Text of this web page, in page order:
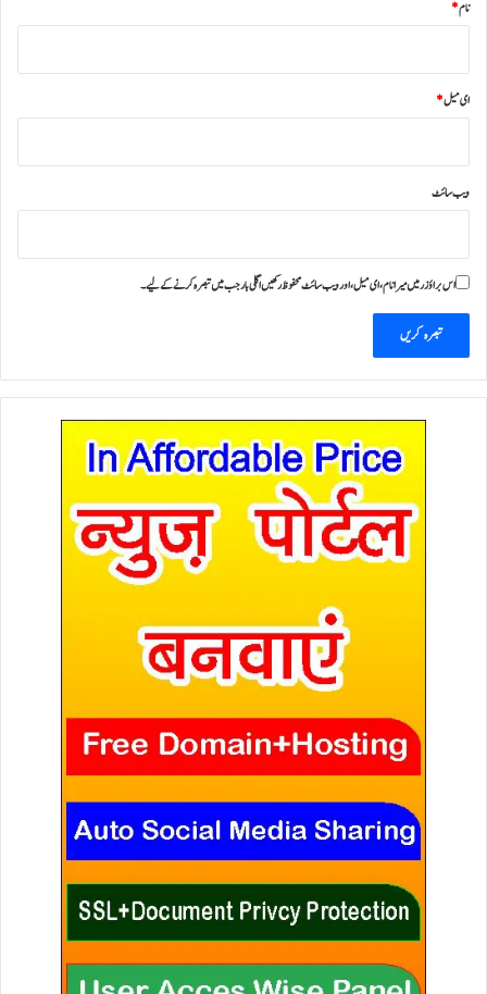
نام*
ای میل*
ویب‌ سائٹ
اس براؤزر میں میرا نام، ای میل، اور ویب سائٹ محفوظ رکھیں اگلی بار جب میں تبصرہ کرنے کےلیے۔